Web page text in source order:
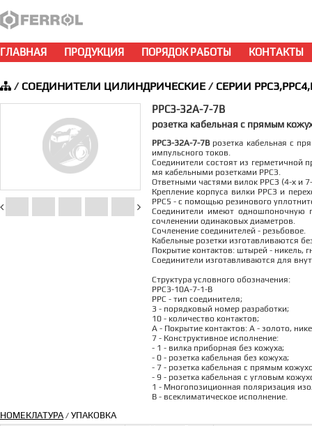
ГЛАВНАЯ ПРОДУКЦИЯ ПОРЯДОК РАБОТЫ КОНТАКТЫ
/ СОЕДИНИТЕЛИ ЦИЛИНДРИЧЕСКИЕ/ СЕРИИ
РРС3-32А-7-7В
розетка кабельная с прямым
РРС3-32А-7-7Врозетка кабельная с
импульсного токов.
Соединители состоят из герметичной
мя кабельными розетками РРСЗ.
Ответными частями вилок РРСЗ (4-х и
Крепление корпуса вилки РРСЗ и
РРС5 - с помощью резинового
Соединители имеют одношпоночную
сочленении одинаковых диаметров.
Сочленение соединителей - резьбовое.
Кабельные розетки изготавливаются
Покрытие контактов: штырей - никель,
Соединители изготавливаются для
Структура условного обозначения:
РРС3-10А-7-1-В
РРС - тип соединителя;
3 - порядковый номер разработки;
10 - количество контактов;
А - Покрытие контактов: А - золото,
7 - Конструктивное исполнение:
- 1 - вилка приборная без кожуха;
- 0 - розетка кабельная без кожуха;
- 7 - розетка кабельная с прямым
- 9 - розетка кабельная с угловым
1 - Многопозиционная поляризация
В - всеклиматическое исполнение.
НОМЕКЛАТУРА/ УПАКОВКА